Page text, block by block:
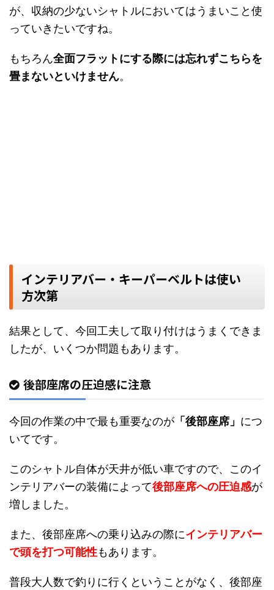
が、収納の少ないシャトルにおいてはうまいこと使
っていきたいですね。
もちろん全面フラットにする際には忘れずこちらを
畳まないといけません。
インテリアバー・キーパーベルトは使い
方次第
結果として、今回工夫して取り付けはうまくできま
したが、いくつか問題もあります。
後部座席の圧迫感に注意
今回の作業の中で最も重要なのが 「後部座席」 につ
いてです。
このシャトル自体が天井が低い車ですので、このイ
ンテリアバーの装備によって後部座席への圧迫感が
増しました。
また、後部座席への乗り込みの際にインテリアバー
で頭を打つ可能性もあります。
普段大人数で釣りに行くということがなく、後部座